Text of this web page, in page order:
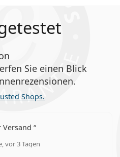
Sie einen Blick
Shops.
vor 3 Tagen
5 aus 5